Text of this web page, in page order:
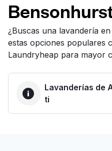
Síguenos en
¿Buscas una lavandería
estas opciones populares
Laundryheap para mayor
Lavanderías de
ti